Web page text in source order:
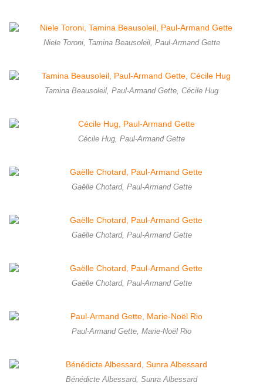
Niele Toroni, Tamina Beausoleil, Paul-Armand Gette
Tamina Beausoleil, Paul-Armand Gette, Cécile Hug
Cécile Hug, Paul-Armand Gette
Gaëlle Chotard, Paul-Armand Gette
Gaëlle Chotard, Paul-Armand Gette
Gaëlle Chotard, Paul-Armand Gette
Paul-Armand Gette, Marie-Noël Rio
Bénédicte Albessard, Sunra Albessard